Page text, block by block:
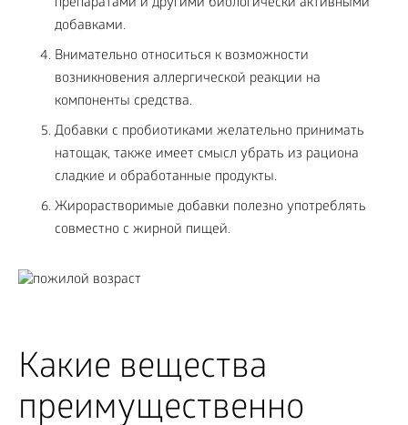
препаратами и другими биологически активными
добавками.
Внимательно относиться к возможности
возникновения аллергической реакции на
компоненты средства.
Добавки с пробиотиками желательно принимать
натощак, также имеет смысл убрать из рациона
сладкие и обработанные продукты.
Жирорастворимые добавки полезно употреблять
совместно с жирной пищей.
Какие вещества
преимущественно